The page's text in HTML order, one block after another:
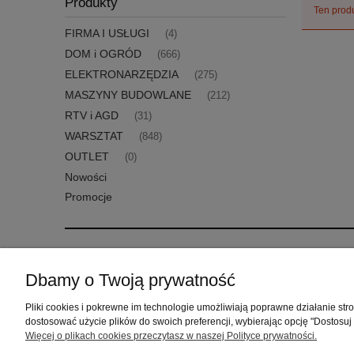
FIRMA I USŁUGI (4)
DOM i OGRÓD (666)
ELEKTRONARZĘDZIA (275)
MASZYNY BUDOWLANE (212)
RTV i AGD (31)
WARSZTAT (848)
OUTLET (0)
Nowości
Promocje
Ten
Zwroty i reklamacje
Regulamin
Ustawienia konta
Przechowalnia
Dbamy o Twoją prywatność
Pliki cookies i pokrewne im technologie umożliwiają poprawne działanie
dostosować użycie plików do swoich preferencji, wybierając opcję "Dostosuj
Więcej o plikach cookies przeczytasz w naszej Polityce prywatności.